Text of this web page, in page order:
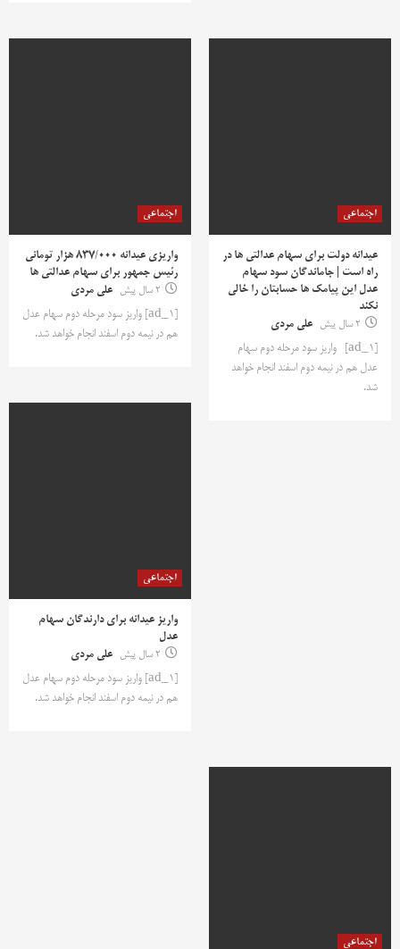
اجتماعی
عیدانه دولت برای سهام عدالتی ها در
راه است | جاماندگان سود سهام
عدل این پیامک ها حسابتان را خالی
نکند
2 سال پیش
علی مردی
[ad_1] واریز سود مرحله دوم سهام
عدل هم در نیمه دوم اسفند انجام خواهد
شد.
اجتماعی
واریزی عیدانه 837/000 هزار تومانی
رئیس جمهور برای سهام عدالتی ها
2 سال پیش
علی مردی
[ad_1] واریز سود مرحله دوم سهام عدل
هم در نیمه دوم اسفند انجام خواهد شد.
اجتماعی
واریز عیدانه برای دارندگان سهام
عدل
2 سال پیش
علی مردی
[ad_1] واریز سود مرحله دوم سهام عدل
هم در نیمه دوم اسفند انجام خواهد شد.
اجتماعی